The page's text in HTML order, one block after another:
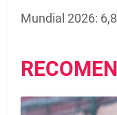
Mundial 2026: